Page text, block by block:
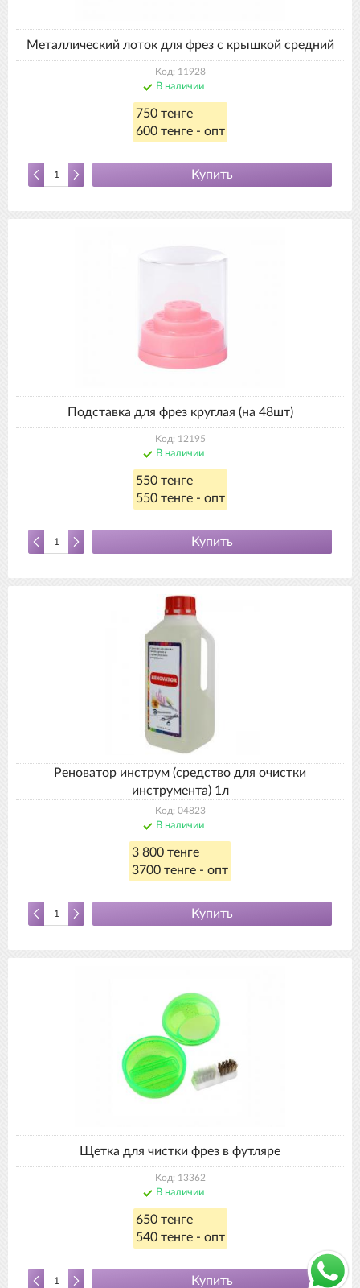
Металлический лоток для фрез с крышкой средний
Код: 11928
В наличии
750 тенге
600 тенге - опт
Купить
Подставка для фрез круглая (на 48шт)
Код: 12195
В наличии
550 тенге
550 тенге - опт
Купить
Реноватор инструм (средство для очистки
инструмента) 1л
Код: 04823
В наличии
3 800 тенге
3700 тенге - опт
Купить
Щетка для чистки фрез в футляре
Код: 13362
В наличии
650 тенге
540 тенге - опт
Купить